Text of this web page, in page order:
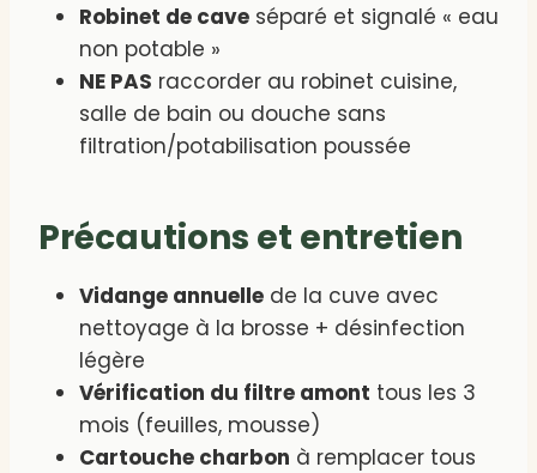
Robinet de cave séparé et signalé « eau
non potable »
NE PAS raccorder au robinet cuisine,
salle de bain ou douche sans
filtration/potabilisation poussée
Précautions et entretien
Vidange annuelle de la cuve avec
nettoyage à la brosse + désinfection
légère
Vérification du filtre amont tous les 3
mois (feuilles, mousse)
Cartouche charbon à remplacer tous